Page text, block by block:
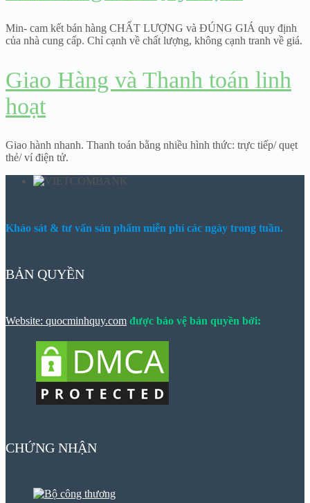
Min- cam kết bán hàng CHẤT LƯỢNG và ĐÚNG GIÁ quy định
của nhà cung cấp. Chỉ cạnh về chất lượng, không cạnh tranh về giá.
Giao Hàng và Thanh toán linh
hoạt
Giao hành nhanh. Thanh toán bằng nhiều hình thức: trực tiếp/ quẹt
thẻ/ ví điện tử.
Khảo sát & tư vấn sản phẩm miễn phí các ngày trong tuần.
BẢN QUYỀN
Website: quocminhquy.com được bảo vệ bản quyền bởi:
CHỨNG NHẬN